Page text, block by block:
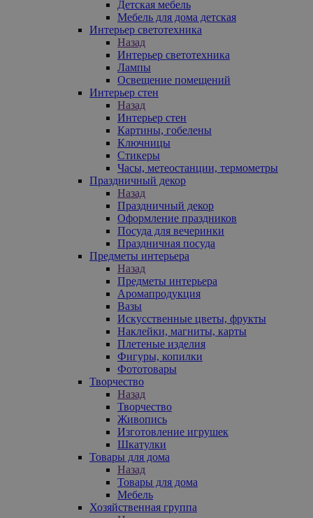
Детская мебель
Мебель для дома детская
Интерьер светотехника
Назад
Интерьер светотехника
Лампы
Освещение помещений
Интерьер стен
Назад
Интерьер стен
Картины, гобелены
Ключницы
Стикеры
Часы, метеостанции, термометры
Праздничный декор
Назад
Праздничный декор
Оформление праздников
Посуда для вечеринки
Праздничная посуда
Предметы интерьера
Назад
Предметы интерьера
Аромапродукция
Вазы
Искусственные цветы, фрукты
Наклейки, магниты, карты
Плетеные изделия
Фигуры, копилки
Фототовары
Творчество
Назад
Творчество
Живопись
Изготовление игрушек
Шкатулки
Товары для дома
Назад
Товары для дома
Мебель
Хозяйственная группа